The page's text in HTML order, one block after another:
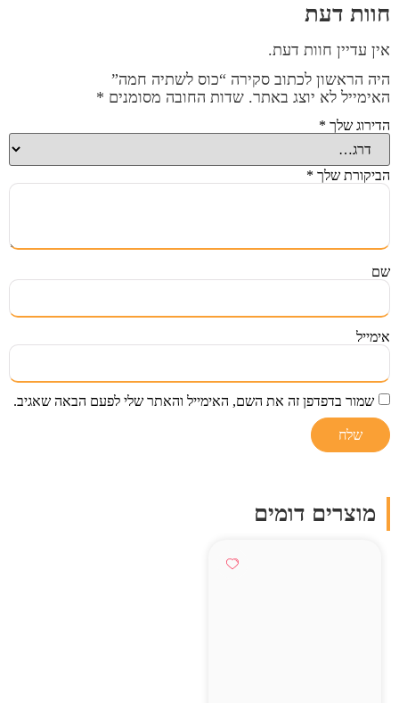
חוות דעת
אין עדיין חוות דעת.
היה הראשון לכתוב סקירה “כוס לשתיה חמה”
האימייל לא יוצג באתר. שדות החובה מסומנים *
הדירוג שלך *
הביקורת שלך *
שם
אימייל
שמור בדפדפן זה את השם, האימייל והאתר שלי לפעם הבאה שאגיב.
מוצרים דומים